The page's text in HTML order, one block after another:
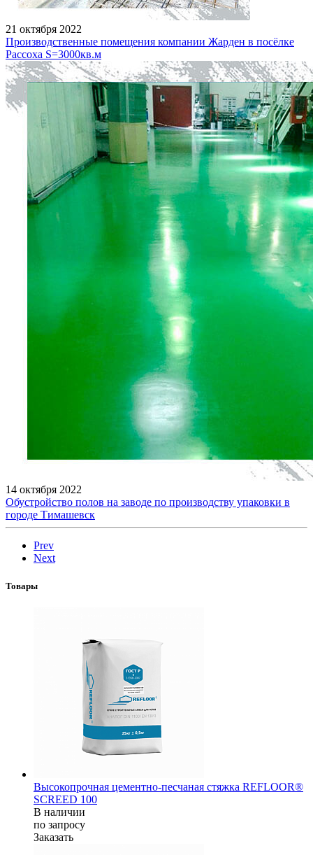
21 октября 2022
Производственные помещения компании Жарден в посёлке
Рассоха S=3000кв.м
14 октября 2022
Обустройство полов на заводе по производству упаковки в
городе Тимашевск
Prev
Next
Товары
Высокопрочная цементно-песчаная стяжка REFLOOR®
SCREED 100
В наличии
по запросу
Заказать